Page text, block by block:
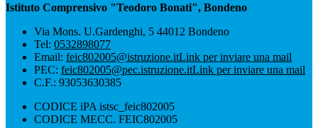
Istituto Comprensivo "Teodoro Bonati", Bondeno
Via Mons. U.Gardenghi, 5 44012 Bondeno
Tel: 0532898077
Email: feic802005@istruzione.itLink per inviare una mail
PEC: feic802005@pec.istruzione.itLink per inviare una mail
C.F.: 93053630385
CODICE iPA istsc_feic802005
CODICE MECC. FEIC802005